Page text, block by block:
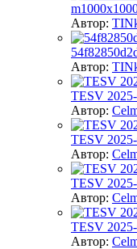
Автор:
Автор:
TESV
Автор:
TESV
Автор:
TESV
Автор:
TESV
Автор: